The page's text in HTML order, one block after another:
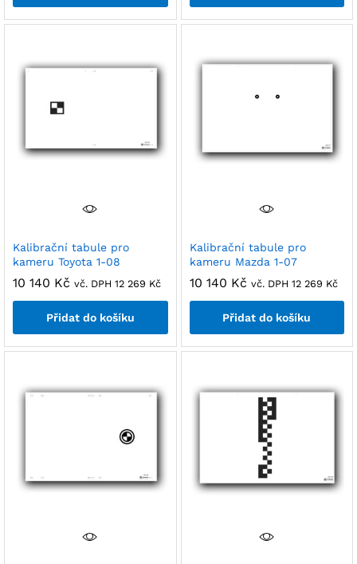
Kalibrační tabule pro
kameru Toyota 1-08
10 140 Kč vč. DPH 12 269 Kč
Přidat do košíku
Kalibrační tabule pro
kameru Mazda 1-07
10 140 Kč vč. DPH 12 269 Kč
Přidat do košíku